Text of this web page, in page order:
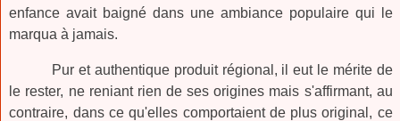
enfance avait baigné dans une ambiance populaire qui le
marqua à jamais.
Pur et authentique produit régional, il eut le mérite de
le rester, ne reniant rien de ses origines mais s'affirmant, au
contraire, dans ce qu'elles comportaient de plus original, ce